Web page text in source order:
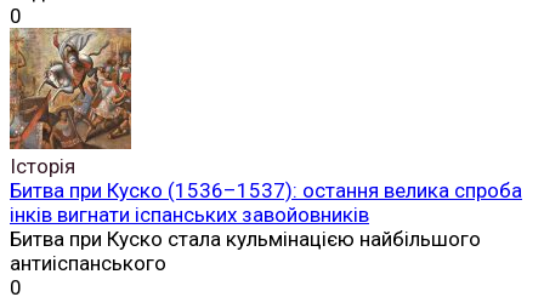
0
Історія
Битва при Куско (1536–1537): остання велика спроба
інків вигнати іспанських завойовників
Битва при Куско стала кульмінацією найбільшого
антиіспанського
0